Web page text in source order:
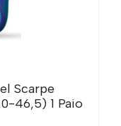
Scarpe
46,5) 1 Paio